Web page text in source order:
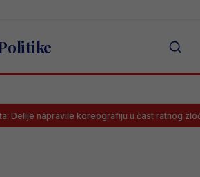
napravile koreografiju u čast ratnog zločinca